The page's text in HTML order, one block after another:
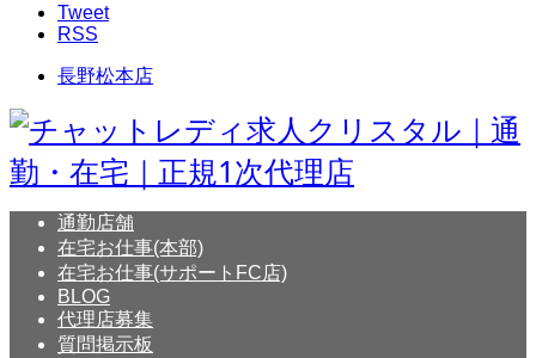
Tweet
RSS
長野松本店
通勤店舗
在宅お仕事(本部)
在宅お仕事(サポートFC店)
BLOG
代理店募集
質問掲示板